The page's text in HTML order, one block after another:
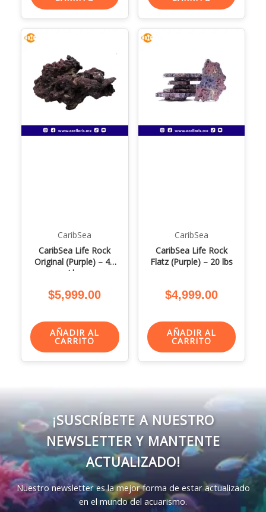
CaribSea
CaribSea Life Rock
Original (Purple) – 40
Lbs
$5,999.00
AÑADIR AL
CARRITO
CaribSea
CaribSea Life Rock
Flatz (Purple) – 20 lbs
$4,999.00
AÑADIR AL
CARRITO
¡SUSCRÍBETE A NUESTRO
NEWSLETTER Y MANTENTE
ACTUALIZADO!
Nuestro newsletter es la mejor forma de estar actualizado
en el mundo del acuarismo.